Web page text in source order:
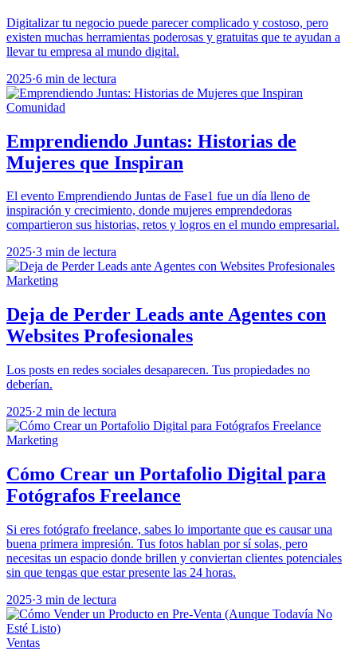
Digitalizar tu negocio puede parecer complicado y costoso, pero
existen muchas herramientas poderosas y gratuitas que te ayudan a
llevar tu empresa al mundo digital.
2025·6 min de lectura
Comunidad
Emprendiendo Juntas: Historias de
Mujeres que Inspiran
El evento Emprendiendo Juntas de Fase1 fue un día lleno de
inspiración y crecimiento, donde mujeres emprendedoras
compartieron sus historias, retos y logros en el mundo empresarial.
2025·3 min de lectura
Marketing
Deja de Perder Leads ante Agentes con
Websites Profesionales
Los posts en redes sociales desaparecen. Tus propiedades no
deberían.
2025·2 min de lectura
Marketing
Cómo Crear un Portafolio Digital para
Fotógrafos Freelance
Si eres fotógrafo freelance, sabes lo importante que es causar una
buena primera impresión. Tus fotos hablan por sí solas, pero
necesitas un espacio donde brillen y conviertan clientes potenciales
sin que tengas que estar presente las 24 horas.
2025·3 min de lectura
Ventas